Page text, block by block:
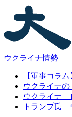
ウクライナ情勢
【軍事コラ
ウクライナ
ウクライナ
トランプ氏